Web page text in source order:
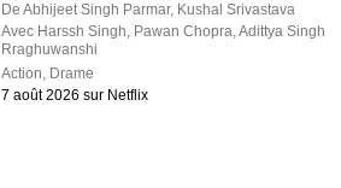
DeAbhijeet Singh Parmar, Kushal Srivastava
Avec Harssh Singh, Pawan Chopra,Adittya Singh
Rraghuwanshi
Action, Drame
7 août 2026 sur Netflix